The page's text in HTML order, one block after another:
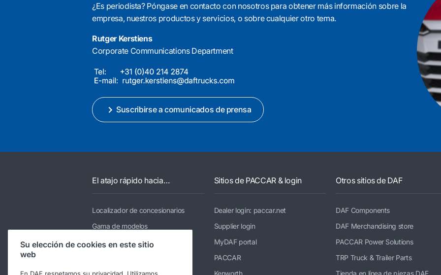
¿Es periodista? Póngase en contacto con nosotros para obtener más información sobre la
empresa, nuestros productos y servicios, o sobre cualquier otro tema.
Rutger Kerstiens
Corporate Communications Department
Suscribirse a comunicados de prensa
El atajo rápido hacia…
Localizador de concesionarios
Gama de modelos
Servicio
Sobre DAF
Sitios de PACCAR & login
Dealer login: paccar.net
Supplier login
MyDAF portal
PACCAR
Kenworth
Otros sitios de DAF
DAF Components
DAF Merchandising store
PACCAR Power Solutions
TRP Truck & Trailer Parts
Tienda en línea de piezas DAF
Su elección de cookies en este sitio
web